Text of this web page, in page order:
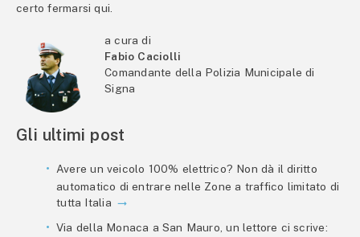
certo fermarsi qui.
a cura di
Fabio Caciolli
Comandante della Polizia Municipale di
Signa
Gli ultimi post
Avere un veicolo 100% elettrico? Non dà il diritto
automatico di entrare nelle Zone a traffico limitato di
tutta Italia
Via della Monaca a San Mauro, un lettore ci scrive: